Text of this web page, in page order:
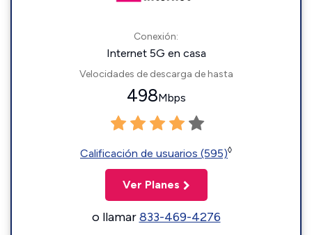
Conexión:
Internet 5G en casa
Velocidades de descarga de hasta
498Mbps
Calificación de usuarios (595)◊
Ver Planes
o llamar833-469-4276